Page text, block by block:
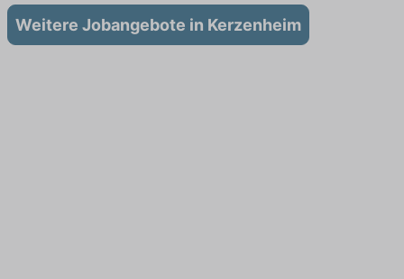
Weitere Jobangebote in Kerzenheim